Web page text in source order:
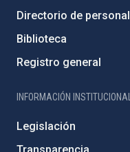
Directorio de personal
Biblioteca
Registro general
INFORMACIÓN INSTITUCIONAL
Legislación